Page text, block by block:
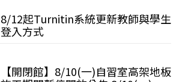
8/12起Turnitin系統更新教師與學生
登入方式
【開閉館】8/10(一)自習室高架地板